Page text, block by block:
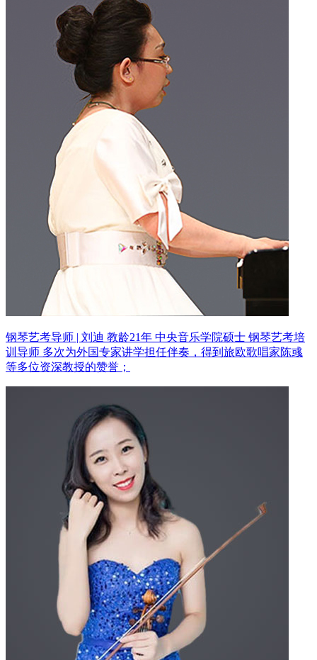
钢琴艺考导师 | 刘迪 教龄21年 中央音乐学院硕士 钢琴艺考培
训导师 多次为外国专家讲学担任伴奏，得到旅欧歌唱家陈彧
等多位资深教授的赞誉；